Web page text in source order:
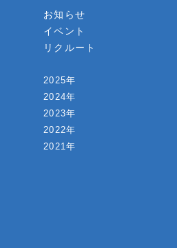
お知らせ
イベント
リクルート
2025年
2024年
2023年
2022年
2021年